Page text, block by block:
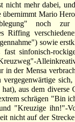
nicht mehr dabei,
Mario
noch zur
Riffing
sowie
sinfonisch-
in der Mensa
vergegenwärtige
aus dem diverse
schrägen "Bin
"Kreuzige ihn!"-
nicht auf der